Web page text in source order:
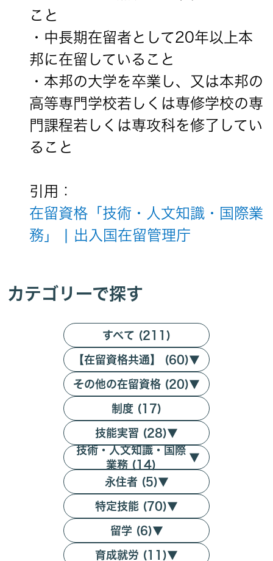
こと
・中長期在留者として20年以上本
邦に在留していること
・本邦の大学を卒業し、又は本邦の
高等専門学校若しくは専修学校の専
門課程若しくは専攻科を修了してい
ること
引用：
在留資格「技術・人文知識・国際業
務」 | 出入国在留管理庁
カテゴリーで探す
すべて (211)
【在留資格共通】 (60)▼
その他の在留資格 (20)▼
制度 (17)
技能実習 (28)▼
技術・人文知識・国際
業務 (14)
▼
永住者 (5)▼
特定技能 (70)▼
留学 (6)▼
育成就労 (11)▼